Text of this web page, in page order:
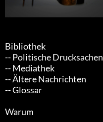
Bibliothek
-- Politische Drucksachen
-- Mediathek
-- Ältere Nachrichten
-- Glossar
Warum